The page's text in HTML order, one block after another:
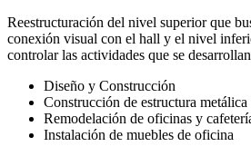
Reestructuración del nivel superior que
conexión visual con el hall y el nivel
controlar las actividades que se
Diseño y Construcción
Construcción de estructura
Remodelación de oficinas y
Instalación de muebles de oficina